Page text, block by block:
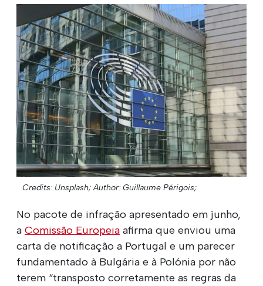
Credits: Unsplash; Author: Guillaume Périgois;
No pacote de infração apresentado em junho,
a Comissão Europeia afirma que enviou uma
carta de notificação a Portugal e um parecer
fundamentado à Bulgária e à Polónia por não
terem “transposto corretamente as regras da